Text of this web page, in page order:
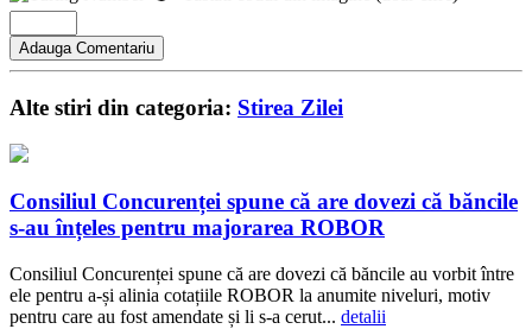
Alte stiri din categoria: Stirea Zilei
Consiliul Concurenței spune că are dovezi că băncile
s-au înțeles pentru majorarea ROBOR
Consiliul Concurenței spune că are dovezi că băncile au vorbit între
ele pentru a-și alinia cotațiile ROBOR la anumite niveluri, motiv
pentru care au fost amendate și li s-a cerut... detalii